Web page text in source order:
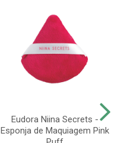
Eudora Niina Secrets -
Esponja de Maquiagem Pink